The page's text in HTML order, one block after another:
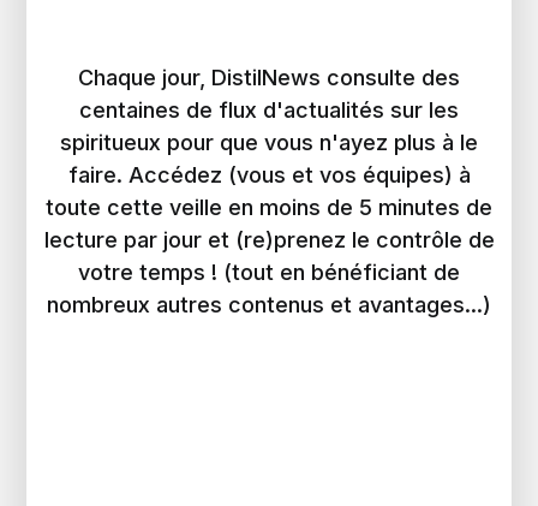
Chaque jour, DistilNews consulte des
centaines de flux d'actualités sur les
spiritueux pour que vous n'ayez plus à le
faire. Accédez (vous et vos équipes) à
toute cette veille en moins de 5 minutes de
lecture par jour et (re)prenez le contrôle de
votre temps ! (tout en bénéficiant de
nombreux autres contenus et avantages...)